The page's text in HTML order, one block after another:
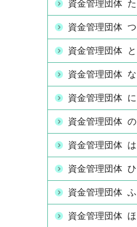
資金管理団体 た
資金管理団体 つ
資金管理団体 と
資金管理団体 な
資金管理団体 に
資金管理団体 の
資金管理団体 は
資金管理団体 ひ
資金管理団体 ふ
資金管理団体 ほ